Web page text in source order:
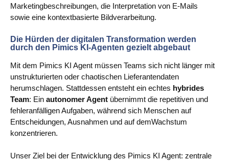
Marketingbeschreibungen, die Interpretation von E‑Mails
sowie eine kontextbasierte Bildverarbeitung.
Die Hürden der digitalen Transformation werden
durch den Pimics KI‑Agenten gezielt abgebaut
Mit dem Pimics KI Agent müssen Teams sich nicht länger mit
unstrukturierten oder chaotischen Lieferantendaten
herumschlagen. Stattdessen entsteht ein echtes hybrides
Team: Ein autonomer Agent übernimmt die repetitiven und
fehleranfälligen Aufgaben, während sich Menschen auf
Entscheidungen, Ausnahmen und auf demWachstum
konzentrieren.
Unser Ziel bei der Entwicklung des Pimics KI Agent: zentrale